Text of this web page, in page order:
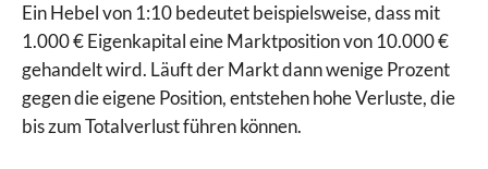
Ein Hebel von 1:10 bedeutet beispielsweise, dass mit
1.000 € Eigenkapital eine Marktposition von 10.000 €
gehandelt wird. Läuft der Markt dann wenige Prozent
gegen die eigene Position, entstehen hohe Verluste, die
bis zum Totalverlust führen können.